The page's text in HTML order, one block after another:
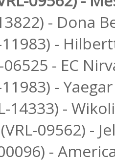
- Dona
11983) -
06525 - EC
- Yaegar
14333) -
09562) -
-